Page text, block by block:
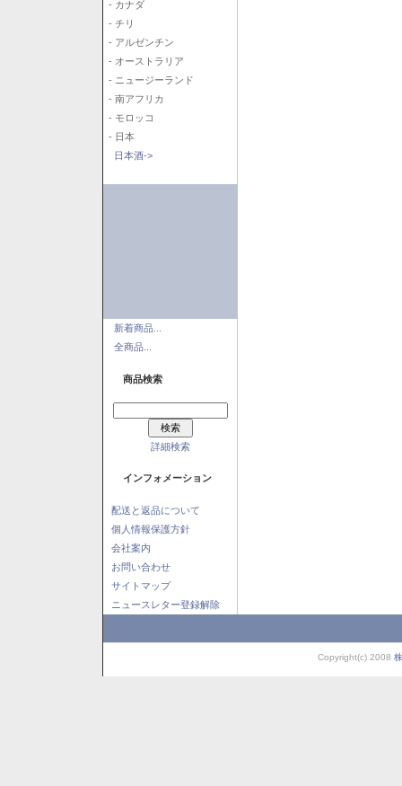
- カナダ
- チリ
- アルゼンチン
- オーストラリア
- ニュージーランド
- 南アフリカ
- モロッコ
- 日本
日本酒->
新着商品...
全商品...
商品検索
詳細検索
インフォメーション
配送と返品について
個人情報保護方針
会社案内
お問い合わせ
サイトマップ
ニュースレター登録解除
Copyright(c) 2008